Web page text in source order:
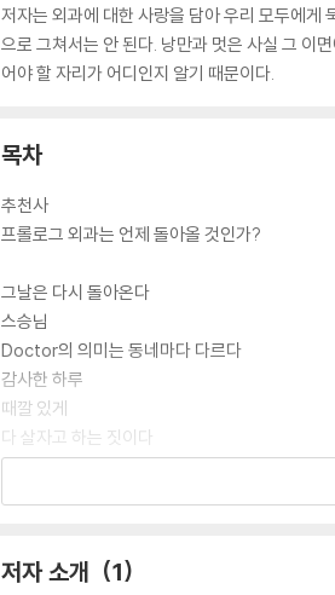
저자는 외과에 대한 사랑을 담아 우리 모두에게
으로 그쳐서는 안 된다. 낭만과 멋은 사실 그 이
어야 할 자리가 어디인지 알기 때문이다.
목차
추천사
프롤로그 외과는 언제 돌아올 것인가?
그날은 다시 돌아온다
스승님
Doctor의 의미는 동네마다 다르다
감사한 하루
때깔 있게
다 살자고 하는 짓이다
출세하기 어려운 몇 가지 이유
〈악마는 프라다를 입는다〉
저자 소개 1